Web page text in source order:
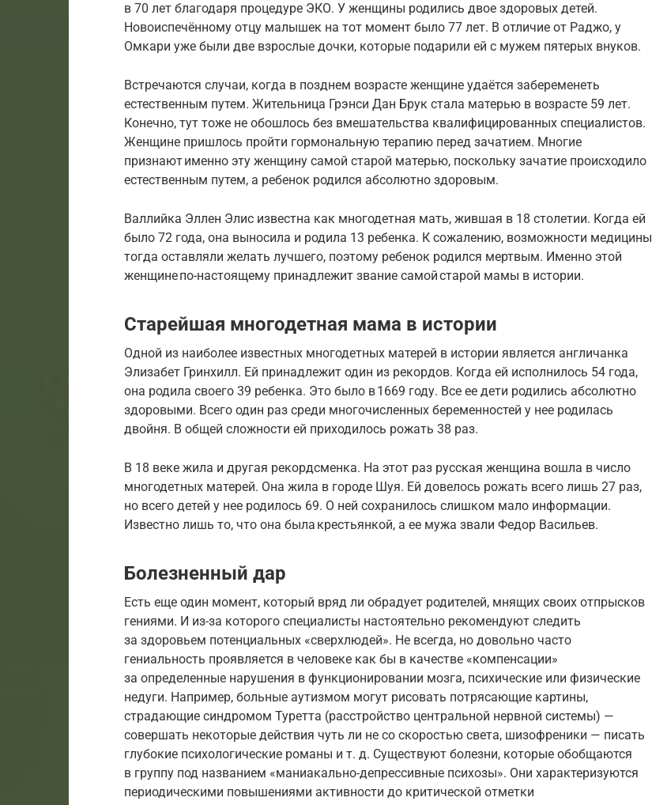
в 70 лет благодаря процедуре ЭКО. У женщины родились двое здоровых детей.
Новоиспечённому отцу малышек на тот момент было 77 лет. В отличие от Раджо, у
Омкари уже были две взрослые дочки, которые подарили ей с мужем пятерых внуков.
Встречаются случаи, когда в позднем возрасте женщине удаётся забеременеть
естественным путем. Жительница Грэнси Дан Брук стала матерью в возрасте 59 лет.
Конечно, тут тоже не обошлось без вмешательства квалифицированных специалистов.
Женщине пришлось пройти гормональную терапию перед зачатием. Многие
признают именно эту женщину самой старой матерью, поскольку зачатие происходило
естественным путем, а ребенок родился абсолютно здоровым.
Валлийка Эллен Элис известна как многодетная мать, жившая в 18 столетии. Когда ей
было 72 года, она выносила и родила 13 ребенка. К сожалению, возможности медицины
тогда оставляли желать лучшего, поэтому ребенок родился мертвым. Именно этой
женщине по-настоящему принадлежит звание самой старой мамы в истории.
Старейшая многодетная мама в истории
Одной из наиболее известных многодетных матерей в истории является англичанка
Элизабет Гринхилл. Ей принадлежит один из рекордов. Когда ей исполнилось 54 года,
она родила своего 39 ребенка. Это было в 1669 году. Все ее дети родились абсолютно
здоровыми. Всего один раз среди многочисленных беременностей у нее родилась
двойня. В общей сложности ей приходилось рожать 38 раз.
В 18 веке жила и другая рекордсменка. На этот раз русская женщина вошла в число
многодетных матерей. Она жила в городе Шуя. Ей довелось рожать всего лишь 27 раз,
но всего детей у нее родилось 69. О ней сохранилось слишком мало информации.
Известно лишь то, что она была крестьянкой, а ее мужа звали Федор Васильев.
Болезненный дар
Есть еще один момент, который вряд ли обрадует родителей, мнящих своих отпрысков
гениями. И из-за которого специалисты настоятельно рекомендуют следить
за здоровьем потенциальных «сверхлюдей». Не всегда, но довольно часто
гениальность проявляется в человеке как бы в качестве «компенсации»
за определенные нарушения в функционировании мозга, психические или физические
недуги. Например, больные аутизмом могут рисовать потрясающие картины,
страдающие синдромом Туретта (расстройство центральной нервной системы) —
совершать некоторые действия чуть ли не со скоростью света, шизофреники — писать
глубокие психологические романы и т. д. Существуют болезни, которые обобщаются
в группу под названием «маниакально-депрессивные психозы». Они характеризуются
периодическими повышениями активности до критической отметки